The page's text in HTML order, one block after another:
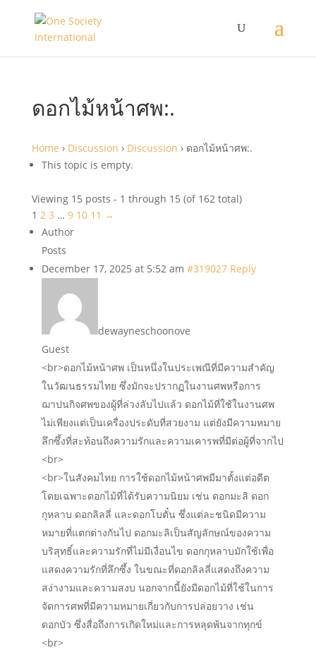
ดอกไม้หน้าศพ:.
Home › Discussion › Discussion › ดอกไม้หน้าศพ:.
This topic is empty.
Viewing 15 posts - 1 through 15 (of 162 total)
1 2 3 … 9 10 11 →
Author
Posts
December 17, 2025 at 5:52 am #319027 Reply
dewayneschoonove
Guest
<br>ดอกไม้หน้าศพ เป็นหนึ่งในประเพณีที่มีความสำคัญ
ในวัฒนธรรมไทย ซึ่งมักจะปรากฏในงานศพหรือการ
ฌาปนกิจศพของผู้ที่ล่วงลับไปแล้ว ดอกไม้ที่ใช้ในงานศพ
ไม่เพียงแต่เป็นเครื่องประดับที่สวยงาม แต่ยังมีความหมาย
ลึกซึ้งที่สะท้อนถึงความรักและความเคารพที่มีต่อผู้ที่จากไป
<br>
<br>ในสังคมไทย การใช้ดอกไม้หน้าศพมีมาตั้งแต่อดีต
โดยเฉพาะดอกไม้ที่ได้รับความนิยม เช่น ดอกมะลิ ดอก
กุหลาบ ดอกลิลลี่ และดอกโบตั๋น ซึ่งแต่ละชนิดมีความ
หมายที่แตกต่างกันไป ดอกมะลิเป็นสัญลักษณ์ของความ
บริสุทธิ์และความรักที่ไม่มีเงื่อนไข ดอกกุหลาบมักใช้เพื่อ
แสดงความรักที่ลึกซึ้ง ในขณะที่ดอกลิลลี่แสดงถึงความ
สง่างามและความสงบ นอกจากนี้ยังมีดอกไม้ที่ใช้ในการ
จัดการศพที่มีความหมายเกี่ยวกับการปล่อยวาง เช่น
ดอกบัว ซึ่งสื่อถึงการเกิดใหม่และการหลุดพ้นจากทุกข์
<br>